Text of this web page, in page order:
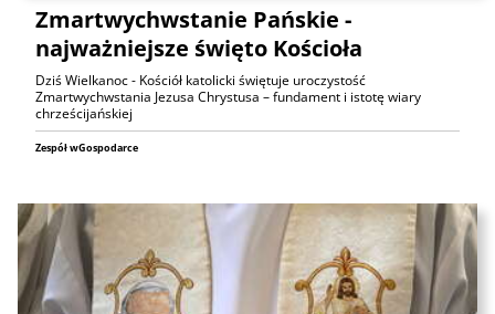
Zmartwychwstanie Pańskie -
najważniejsze święto Kościoła
Dziś Wielkanoc - Kościół katolicki świętuje uroczystość
Zmartwychwstania Jezusa Chrystusa – fundament i istotę wiary
chrześcijańskiej
Zespół wGospodarce